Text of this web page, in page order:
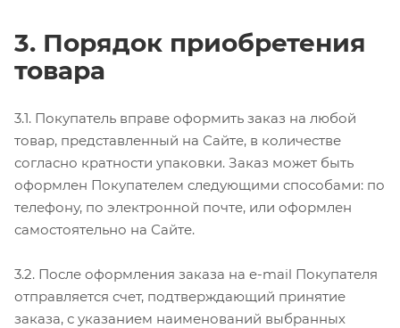
3. Порядок приобретения
товара
3.1. Покупатель вправе оформить заказ на любой
товар, представленный на Сайте, в количестве
согласно кратности упаковки. Заказ может быть
оформлен Покупателем следующими способами: по
телефону, по электронной почте, или оформлен
самостоятельно на Сайте.
3.2. После оформления заказа на e-mail Покупателя
отправляется счет, подтверждающий принятие
заказа, с указанием наименований выбранных